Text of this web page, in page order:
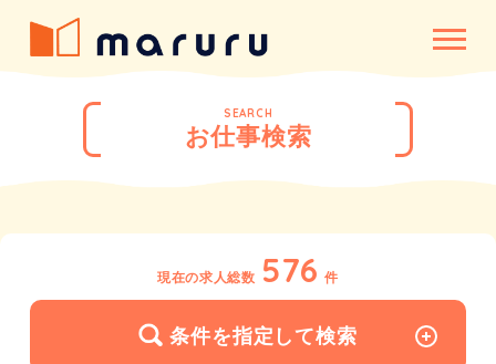
SEARCH
お仕事検索
現在の求人総数 576 件
条件を指定して検索